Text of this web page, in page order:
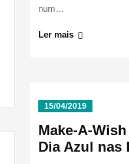
num…
Ler mais
15/04/2019
Make-A-
Dia Azul nas